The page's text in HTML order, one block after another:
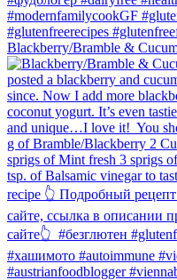
Blackberry/Bramble &